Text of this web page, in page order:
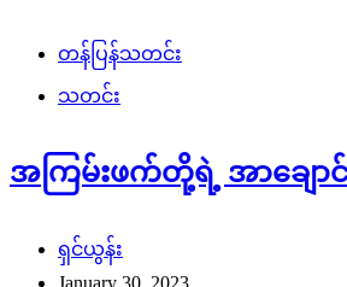
တန်ပြန်သတင်း
သတင်း
အကြမ်းဖက်တို့ရဲ့ အာချေ
ရှင်ယွန်း